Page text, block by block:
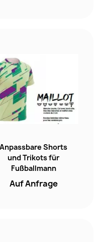
Anpassbare Shorts
und Trikots für
Fußballmann
Auf Anfrage